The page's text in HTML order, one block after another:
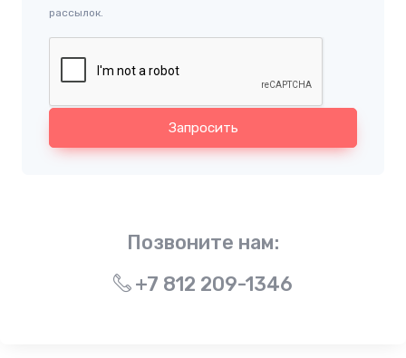
рассылок.
Запросить
Позвоните нам:
+7 812 209-1346